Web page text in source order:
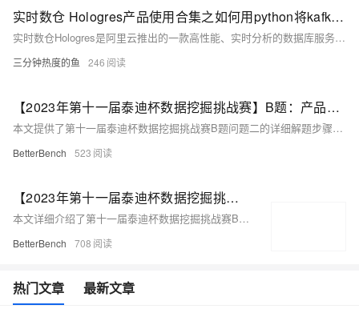
实时数仓 Hologres产品使用合集之如何用python将kafka数据写入
实时数仓Hologres是阿里云推出的一款高性能、实时分析的数据库服务，专为大数据分析和复杂查询场景设计。使用Hologres，企业能够打破传统数据仓库的延迟瓶颈，实现数据到决策的无缝衔接，加速业务创新和响应速度。以下是Hologres产品的一些典型使用场景合集。
三分钟热度的鱼 246
【2023年第十一届泰迪杯数据挖掘挑战赛】B题：产品订单的数据分析与需求预测 建模及python代码详解 问题二
本文提供了第十一届泰迪杯数据挖掘挑战赛B题问题二的详细解题步骤，包括时间序列预测模型的建立、多元输入时间预测问题的分析、时间序列预测的建模步骤、改进模型的方法，以及使用Python进行SARIMA模型拟合和预测的具体实现过程。
BetterBench 523
【2023年第十一届泰迪杯数据挖掘挑战赛】B题：产品订单的数据分析与需求预测 建模及python代码详解 问题一
本文详细介绍了第十一届泰迪杯数据挖掘挑战赛B题的解决方案，涵盖了对产品订单数据的深入分析、多种因素对需求量影响的探讨，并建立了数学模型进行未来需求量的预测，同时提供了Python代码实现和结果可视化的方法。
BetterBench 708
热门文章 最新文章